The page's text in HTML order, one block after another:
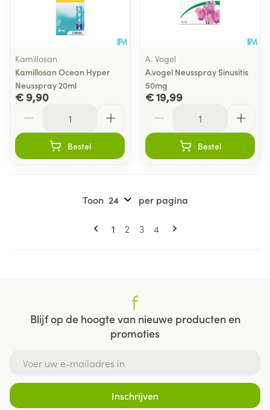
Kamillosan
Kamillosan Ocean Hyper
Neusspray 20ml
€ 9,90
Bestel
A. Vogel
A.vogel Neusspray Sinusitis
50mg
€ 19,99
Bestel
Pagina's
U lees momenteel pagina
1 Pagina
2 Pagina
3 Pagina
4
Toon per pagina
Blijf op de hoogte van nieuwe producten en
promoties
Inschrijven